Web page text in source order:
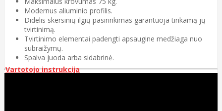
Modernus aliuminio profilis.
Didelis skersinių ilgių pasirinkimas garantuoja tinkamą jų
tvirtinimą.
Tvirtinimo elementai padengti apsaugine medžiaga nuo
subraižymų.
Spalva juoda arba sidabrinė.
Vartotojo instrukcija